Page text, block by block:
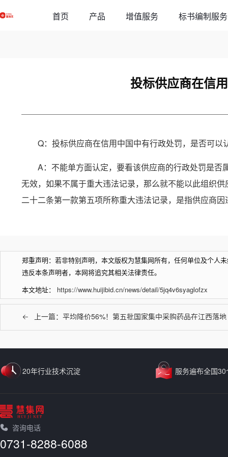
首页 产品 增值服务 标书编制服务
投标供应商在信
Q：投标供应商在信用中国中有行政处罚，是否可以
A：不能单方面认定，要看该供应商的行政处罚是
无效，如果不属于重大违法记录，那么就不能以此组织
二十二条第一款第五项所称重大违法记录，是指供应商
郑重声明：若非特别声明，本文版权为慧集网所有，任何单位及个人
违反本条声明者，本网将追究其相关法律责任。
本文地址： https://www.huijibid.cn/news/detail/5jq4v6syaglofzx
上一篇：平均降价56%！第五批国家集中采购药品在江西落地
20年行业技术沉淀 服务遍布全国
咨询电话
0731-8288-6088